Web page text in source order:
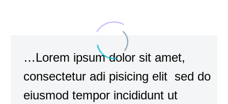
…Lorem ipsum dolor sit amet,
consectetur adi pisicing elit sed do
eiusmod tempor incididunt ut